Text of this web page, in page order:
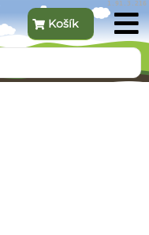
Košík
1.91.3.216